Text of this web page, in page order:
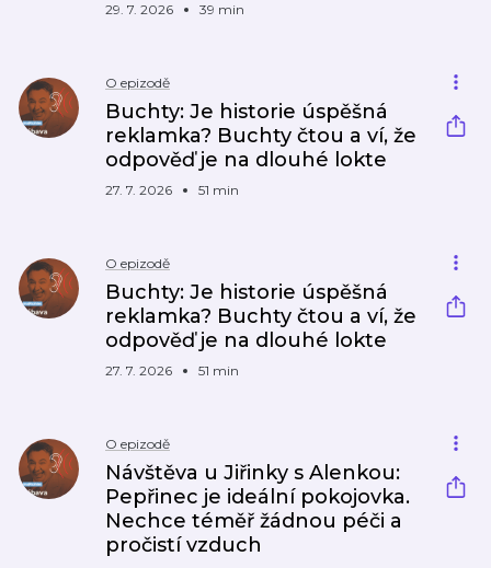
29. 7. 2026 39 min
O epizodě
Buchty: Je historie úspěšná
reklamka? Buchty čtou a ví, že
odpověď je na dlouhé lokte
27. 7. 2026 51 min
O epizodě
Buchty: Je historie úspěšná
reklamka? Buchty čtou a ví, že
odpověď je na dlouhé lokte
27. 7. 2026 51 min
O epizodě
Návštěva u Jiřinky s Alenkou:
Pepřinec je ideální pokojovka.
Nechce téměř žádnou péči a
pročistí vzduch